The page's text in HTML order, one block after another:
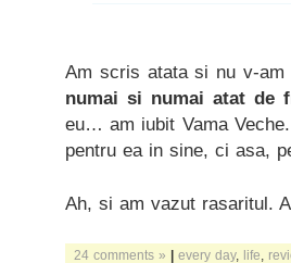
Am scris atata si nu v-
numai si numai atat de
eu… am iubit Vama
pentru ea in sine, ci asa,
Ah, si am vazut rasaritul.
24 comments » | every day, life